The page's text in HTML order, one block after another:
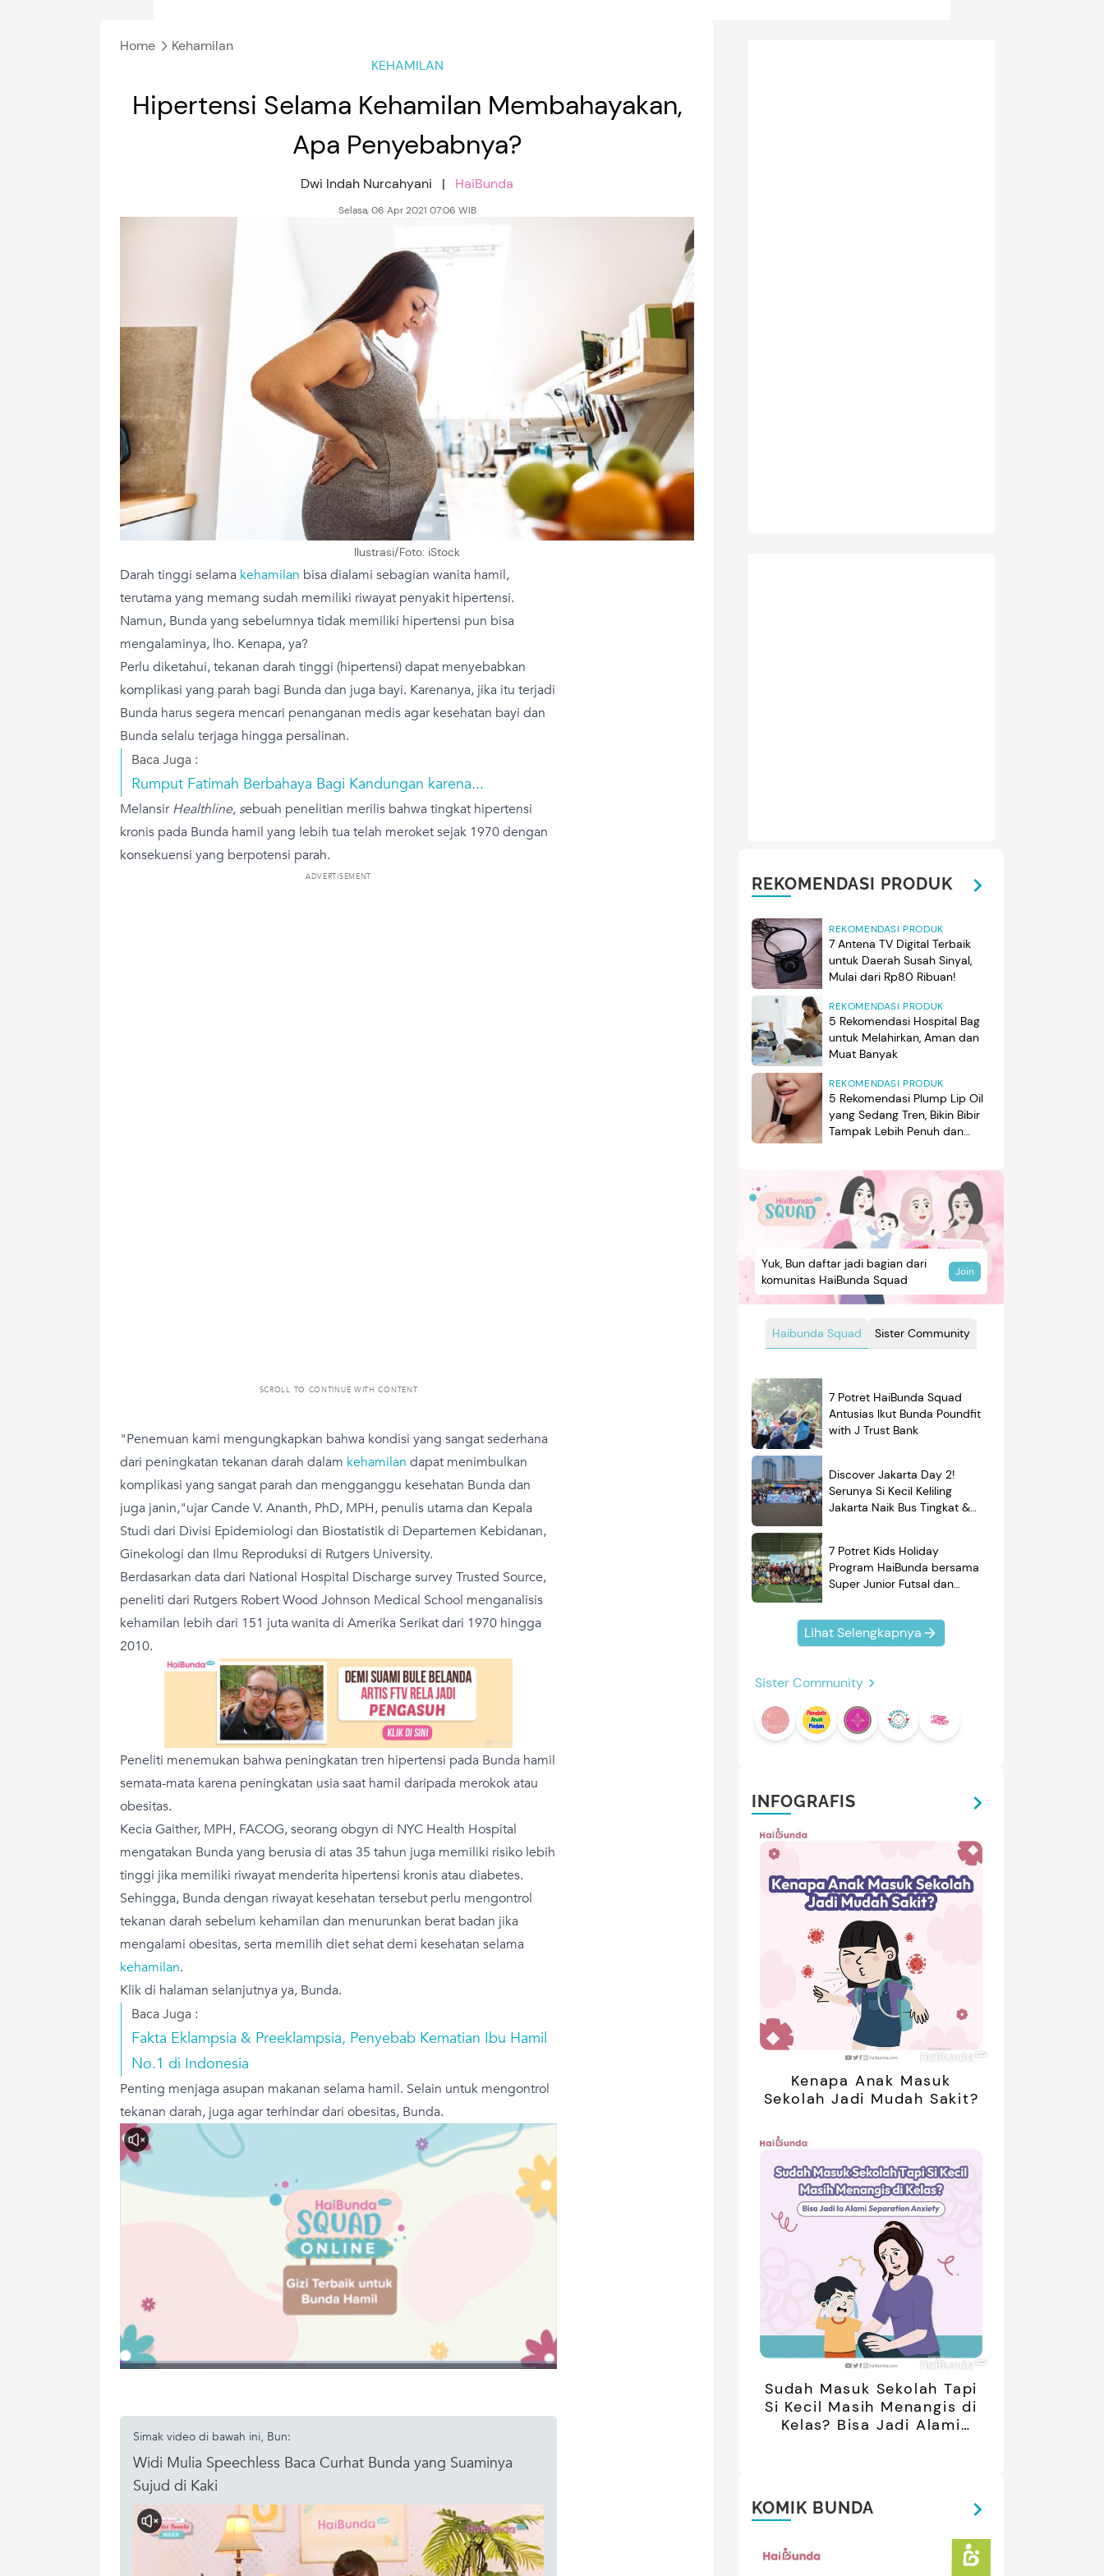
Home
Kehamilan
KEHAMILAN
Hipertensi Selama Kehamilan Membahayakan,
Apa Penyebabnya?
Dwi Indah Nurcahyani | HaiBunda
Selasa, 06 Apr 2021 07:06 WIB
Ilustrasi/Foto: iStock
Darah tinggi selama kehamilan bisa dialami sebagian wanita hamil,
terutama yang memang sudah memiliki riwayat penyakit hipertensi.
Namun, Bunda yang sebelumnya tidak memiliki hipertensi pun bisa
mengalaminya, lho. Kenapa, ya?
Perlu diketahui, tekanan darah tinggi (hipertensi) dapat menyebabkan
komplikasi yang parah bagi Bunda dan juga bayi. Karenanya, jika itu terjadi
Bunda harus segera mencari penanganan medis agar kesehatan bayi dan
Bunda selalu terjaga hingga persalinan.
Baca Juga :
Rumput Fatimah Berbahaya Bagi Kandungan karena...
MelansirHealthline, sebuah penelitian merilis bahwa tingkat hipertensi
kronis pada Bunda hamil yang lebih tua telah meroket sejak 1970 dengan
konsekuensi yang berpotensi parah.
ADVERTISEMENT
SCROLL TO CONTINUE WITH CONTENT
"Penemuan kami mengungkapkan bahwa kondisi yang sangat sederhana
dari peningkatan tekanan darah dalam kehamilan dapat menimbulkan
komplikasi yang sangat parah dan mengganggu kesehatan Bunda dan
juga janin,"ujar Cande V. Ananth, PhD, MPH, penulis utama dan Kepala
Studi dari Divisi Epidemiologi dan Biostatistik di Departemen Kebidanan,
Ginekologi dan Ilmu Reproduksi di Rutgers University.
Berdasarkan data dari National Hospital Discharge survey Trusted Source,
peneliti dari Rutgers Robert Wood Johnson Medical School menganalisis
kehamilan lebih dari 151 juta wanita di Amerika Serikat dari 1970 hingga
2010.
Peneliti menemukan bahwa peningkatan tren hipertensi pada Bunda hamil
semata-mata karena peningkatan usia saat hamil daripada merokok atau
obesitas.
Kecia Gaither, MPH, FACOG, seorang obgyn di NYC Health Hospital
mengatakan Bunda yang berusia di atas 35 tahun juga memiliki risiko lebih
tinggi jika memiliki riwayat menderita hipertensi kronis atau diabetes.
Sehingga, Bunda dengan riwayat kesehatan tersebut perlu mengontrol
tekanan darah sebelum kehamilan dan menurunkan berat badan jika
mengalami obesitas, serta memilih diet sehat demi kesehatan selama
kehamilan.
Klik di halaman selanjutnya ya, Bunda.
Baca Juga :
Fakta Eklampsia & Preeklampsia, Penyebab Kematian Ibu Hamil
No.1 di Indonesia
Penting menjaga asupan makanan selama hamil. Selain untuk mengontrol
tekanan darah, juga agar terhindar dari obesitas, Bunda.
Simak video di bawah ini, Bun:
Widi Mulia Speechless Baca Curhat Bunda yang Suaminya
Sujud di Kaki
REKOMENDASI PRODUK
REKOMENDASI PRODUK
7 Antena TV Digital Terbaik
untuk Daerah Susah Sinyal,
Mulai dari Rp80 Ribuan!
REKOMENDASI PRODUK
5 Rekomendasi Hospital Bag
untuk Melahirkan, Aman dan
Muat Banyak
REKOMENDASI PRODUK
5 Rekomendasi Plump Lip Oil
yang Sedang Tren, Bikin Bibir
Tampak Lebih Penuh dan
Haibunda Squad Sister Community
Yuk, Bun daftar jadi bagian dari
komunitas HaiBunda Squad
Join
7 Potret HaiBunda Squad
Antusias Ikut Bunda Poundfit
with J Trust Bank
Discover Jakarta Day 2!
Serunya Si Kecil Keliling
Jakarta Naik Bus Tingkat &
7 Potret Kids Holiday
Program HaiBunda bersama
Super Junior Futsal dan
Kompak Banget!
Lihat Selengkapnya
Sister Community
INFOGRAFIS
Kenapa Anak Masuk
Sekolah Jadi Mudah Sakit?
Sudah Masuk Sekolah Tapi
Si Kecil Masih Menangis di
Kelas? Bisa Jadi Alami
KOMIK BUNDA